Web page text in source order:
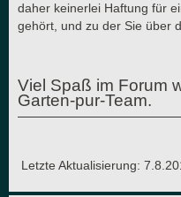
daher keinerlei Haftung für
gehört, und zu der Sie über
Viel Spaß im Forum
Garten-pur-Team.
Letzte Aktualisierung: